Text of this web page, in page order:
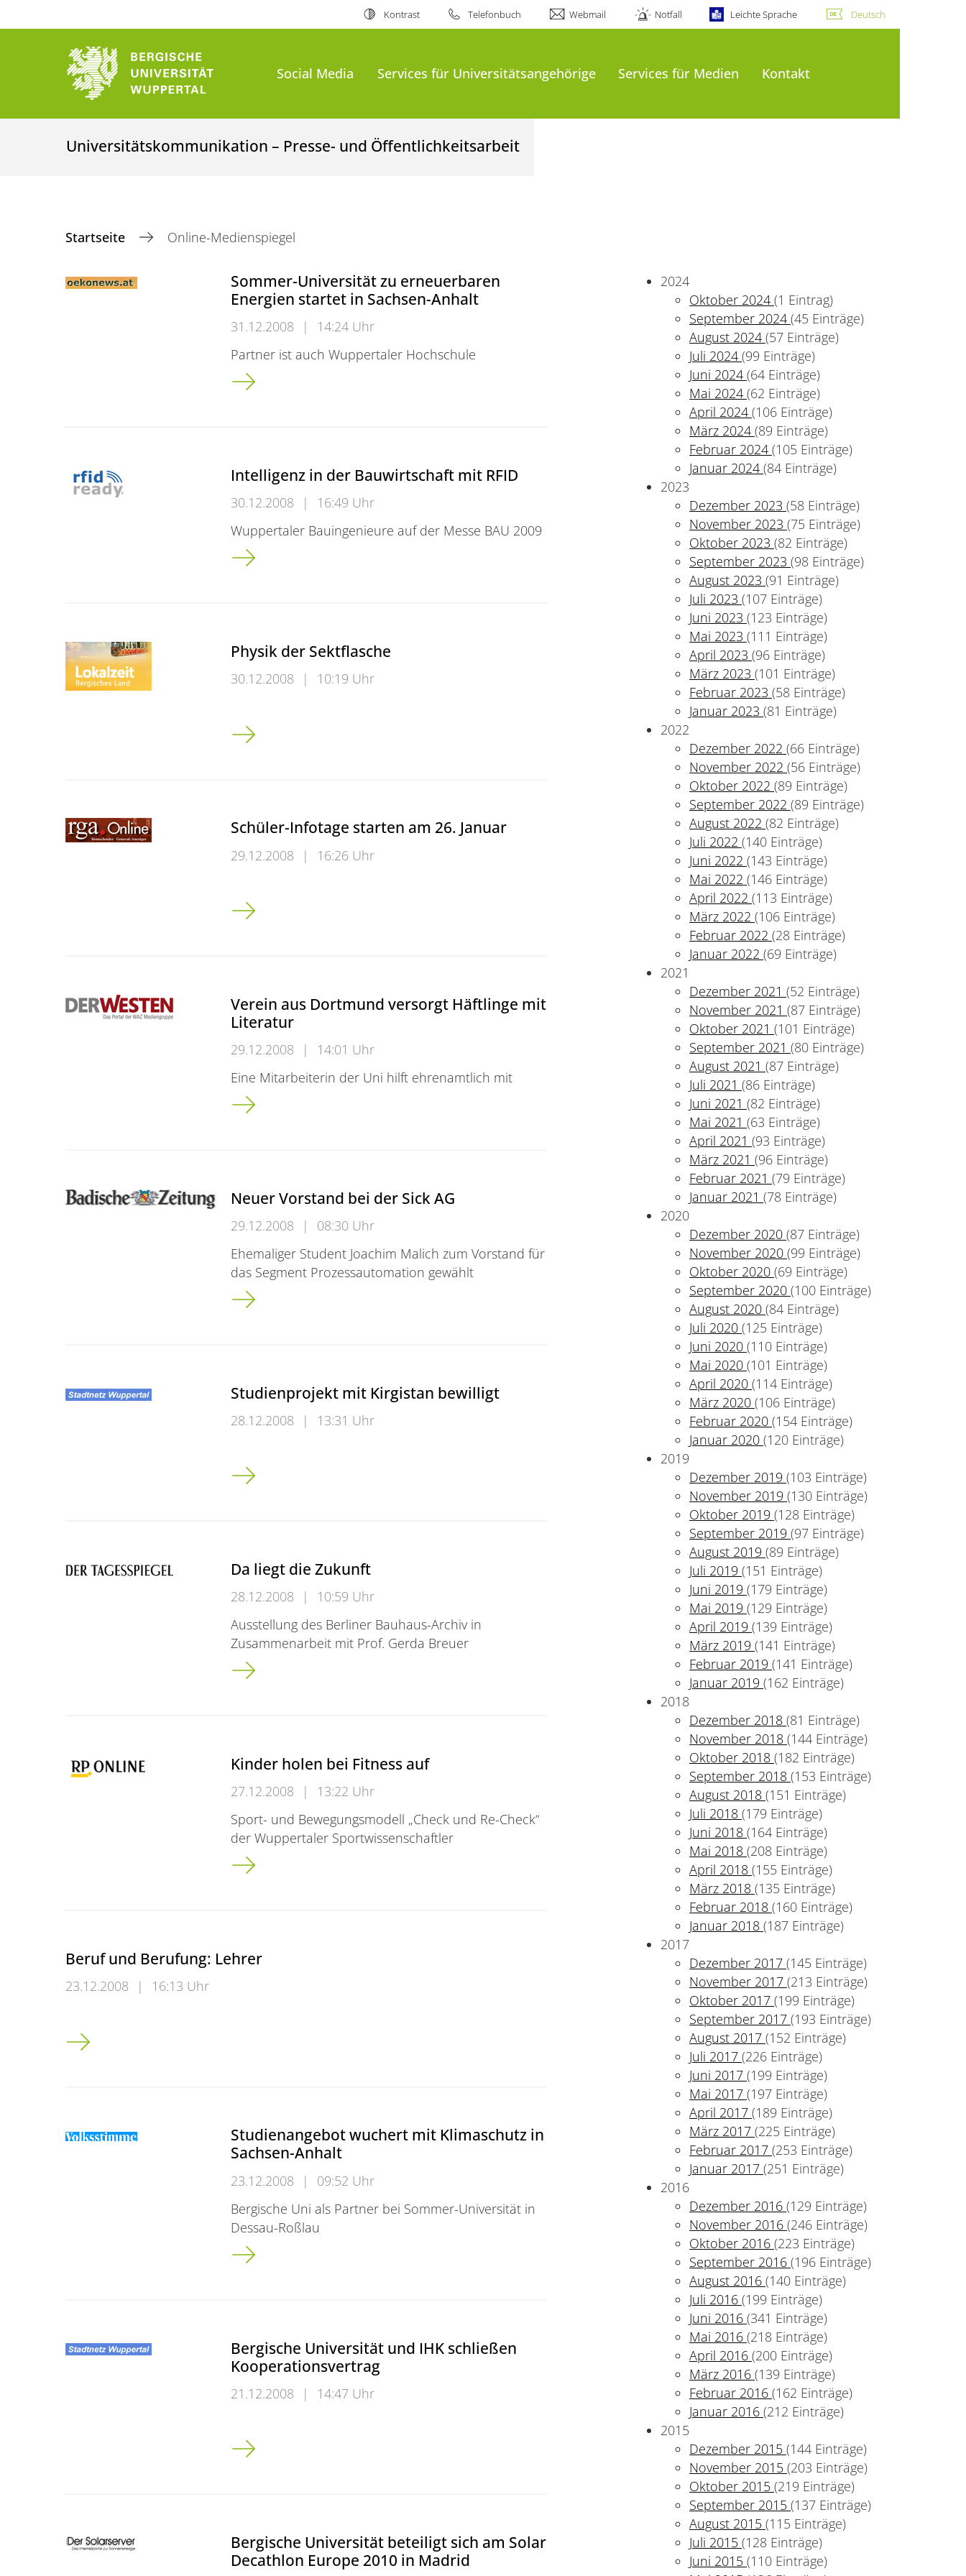
Kontrast Telefonbuch Webmail Notfall Leichte Sprache Deutsch
Social Media Services für Universitätsangehörige Services für Medien Kontakt
Universitätskommunikation – Presse- und Öffentlichkeitsarbeit
Startseite Online-Medienspiegel
Sommer-Universität zu erneuerbaren
Energien startet in Sachsen-Anhalt
31.12.2008 |
14:24 Uhr
Partner ist auch Wuppertaler Hochschule
Sommer-Universität zu erneuerbaren Energien startet in Sachsen-Anhalt
Intelligenz in der Bauwirtschaft mit RFID
30.12.2008 |
16:49 Uhr
Wuppertaler Bauingenieure auf der Messe BAU 2009
Intelligenz in der Bauwirtschaft mit RFID
Physik der Sektflasche
30.12.2008 | 10:19 Uhr
Physik der Sektflasche
Schüler-Infotage starten am 26. Januar
29.12.2008 | 16:26 Uhr
Schüler-Infotage starten am 26. Januar
Verein aus Dortmund versorgt Häftlinge mit
Literatur
29.12.2008 |
14:01 Uhr
Eine Mitarbeiterin der Uni hilft ehrenamtlich mit
Verein aus Dortmund versorgt Häftlinge mit Literatur
Neuer Vorstand bei der Sick AG
29.12.2008 |
08:30 Uhr
Ehemaliger Student Joachim Malich zum Vorstand für
das Segment Prozessautomation gewählt
Neuer Vorstand bei der Sick AG
Studienprojekt mit Kirgistan bewilligt
28.12.2008 | 13:31 Uhr
Studienprojekt mit Kirgistan bewilligt
Da liegt die Zukunft
28.12.2008 |
10:59 Uhr
Ausstellung des Berliner Bauhaus-Archiv in
Zusammenarbeit mit Prof. Gerda Breuer
Da liegt die Zukunft
Kinder holen bei Fitness auf
27.12.2008 |
13:22 Uhr
Sport- und Bewegungsmodell „Check und Re-Check“
der Wuppertaler Sportwissenschaftler
Kinder holen bei Fitness auf
Beruf und Berufung: Lehrer
23.12.2008 | 16:13 Uhr
Beruf und Berufung: Lehrer
Studienangebot wuchert mit Klimaschutz in
Sachsen-Anhalt
23.12.2008 |
09:52 Uhr
Bergische Uni als Partner bei Sommer-Universität in
Dessau-Roßlau
Studienangebot wuchert mit Klimaschutz in Sachsen-Anhalt
Bergische Universität und IHK schließen
Kooperationsvertrag
21.12.2008 | 14:47 Uhr
Bergische Universität und IHK schließen Kooperationsvertrag
Bergische Universität beteiligt sich am Solar
Decathlon Europe 2010 in Madrid
2024
Oktober 2024(1 Eintrag)
September 2024(45 Einträge)
August 2024(57 Einträge)
Juli 2024(99 Einträge)
Juni 2024(64 Einträge)
Mai 2024(62 Einträge)
April 2024(106 Einträge)
März 2024(89 Einträge)
Februar 2024(105 Einträge)
Januar 2024(84 Einträge)
2023
Dezember 2023(58 Einträge)
November 2023(75 Einträge)
Oktober 2023(82 Einträge)
September 2023(98 Einträge)
August 2023(91 Einträge)
Juli 2023(107 Einträge)
Juni 2023(123 Einträge)
Mai 2023(111 Einträge)
April 2023(96 Einträge)
März 2023(101 Einträge)
Februar 2023(58 Einträge)
Januar 2023(81 Einträge)
2022
Dezember 2022(66 Einträge)
November 2022(56 Einträge)
Oktober 2022(89 Einträge)
September 2022(89 Einträge)
August 2022(82 Einträge)
Juli 2022(140 Einträge)
Juni 2022(143 Einträge)
Mai 2022(146 Einträge)
April 2022(113 Einträge)
März 2022(106 Einträge)
Februar 2022(28 Einträge)
Januar 2022(69 Einträge)
2021
Dezember 2021(52 Einträge)
November 2021(87 Einträge)
Oktober 2021(101 Einträge)
September 2021(80 Einträge)
August 2021(87 Einträge)
Juli 2021(86 Einträge)
Juni 2021(82 Einträge)
Mai 2021(63 Einträge)
April 2021(93 Einträge)
März 2021(96 Einträge)
Februar 2021(79 Einträge)
Januar 2021(78 Einträge)
2020
Dezember 2020(87 Einträge)
November 2020(99 Einträge)
Oktober 2020(69 Einträge)
September 2020(100 Einträge)
August 2020(84 Einträge)
Juli 2020(125 Einträge)
Juni 2020(110 Einträge)
Mai 2020(101 Einträge)
April 2020(114 Einträge)
März 2020(106 Einträge)
Februar 2020(154 Einträge)
Januar 2020(120 Einträge)
2019
Dezember 2019(103 Einträge)
November 2019(130 Einträge)
Oktober 2019(128 Einträge)
September 2019(97 Einträge)
August 2019(89 Einträge)
Juli 2019(151 Einträge)
Juni 2019(179 Einträge)
Mai 2019(129 Einträge)
April 2019(139 Einträge)
März 2019(141 Einträge)
Februar 2019(141 Einträge)
Januar 2019(162 Einträge)
2018
Dezember 2018(81 Einträge)
November 2018(144 Einträge)
Oktober 2018(182 Einträge)
September 2018(153 Einträge)
August 2018(151 Einträge)
Juli 2018(179 Einträge)
Juni 2018(164 Einträge)
Mai 2018(208 Einträge)
April 2018(155 Einträge)
März 2018(135 Einträge)
Februar 2018(160 Einträge)
Januar 2018(187 Einträge)
2017
Dezember 2017(145 Einträge)
November 2017(213 Einträge)
Oktober 2017(199 Einträge)
September 2017(193 Einträge)
August 2017(152 Einträge)
Juli 2017(226 Einträge)
Juni 2017(199 Einträge)
Mai 2017(197 Einträge)
April 2017(189 Einträge)
März 2017(225 Einträge)
Februar 2017(253 Einträge)
Januar 2017(251 Einträge)
2016
Dezember 2016(129 Einträge)
November 2016(246 Einträge)
Oktober 2016(223 Einträge)
September 2016(196 Einträge)
August 2016(140 Einträge)
Juli 2016(199 Einträge)
Juni 2016(341 Einträge)
Mai 2016(218 Einträge)
April 2016(200 Einträge)
März 2016(139 Einträge)
Februar 2016(162 Einträge)
Januar 2016(212 Einträge)
2015
Dezember 2015(144 Einträge)
November 2015(203 Einträge)
Oktober 2015(219 Einträge)
September 2015(137 Einträge)
August 2015(115 Einträge)
Juli 2015(128 Einträge)
Juni 2015(110 Einträge)